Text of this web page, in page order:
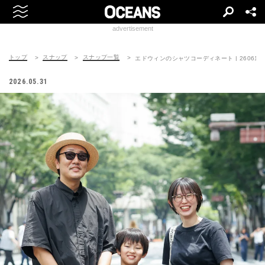
advertisement
トップ スナップ スナップ一覧 エドウィンのシャツコーディネート |
2026.05.31